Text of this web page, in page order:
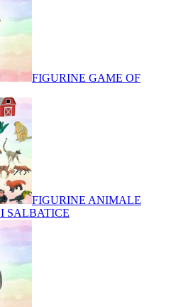
FIGURINE GAME OF
FIGURINE ANIMALE
SALBATICE